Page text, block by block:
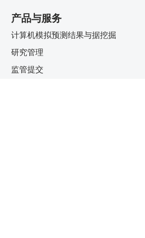
产品与服务
计算机模拟预测结果与据挖掘
研究管理
监管提交